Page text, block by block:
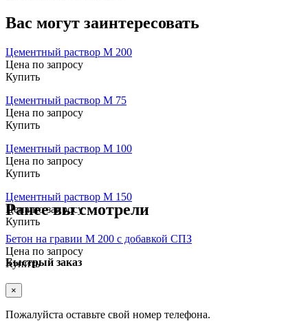
Вас могут заинтересовать
Цементный раствор М 200
Цена по запросу
Купить
Цементный раствор М 75
Цена по запросу
Купить
Цементный раствор М 100
Цена по запросу
Купить
Цементный раствор М 150
Цена по запросу
Купить
Ранее вы смотрели
Бетон на гравии М 200 с добавкой СПЗ
Цена по запросу
Купить
Быстрый заказ
×
Пожалуйста оставьте свой номер телефона.